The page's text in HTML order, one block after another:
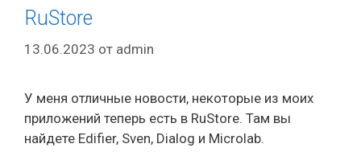
RuStore
13.06.2023 от admin
У меня отличные новости, некоторые из моих
приложений теперь есть в RuStore. Там вы
найдете Edifier, Sven, Dialog и Microlab.